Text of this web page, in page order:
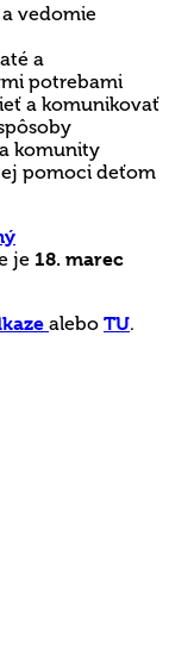
vedomie
a
potrebami
a komunikovať
komunity
pomoci deťom
je 18. marec
alebo TU.